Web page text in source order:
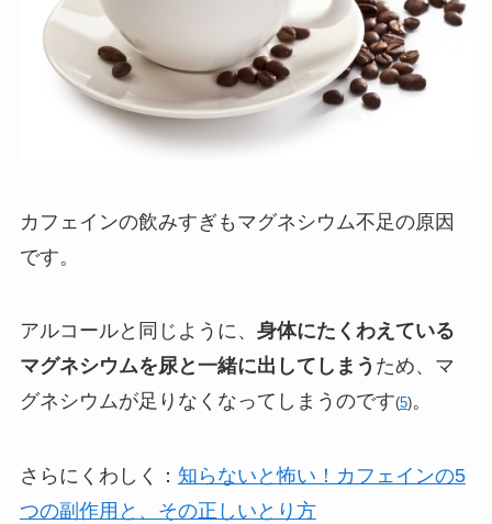
カフェインの飲みすぎもマグネシウム不足の原因
です。
アルコールと同じように、 身体にたくわえている
マグネシウムを尿と一緒に出してしまう ため、マ
グネシウムが足りなくなってしまうのです(5)。
さらにくわしく： 知らないと怖い！カフェインの5
つの副作用と、その正しいとり方